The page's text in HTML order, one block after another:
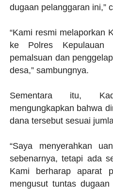
dugaan pelanggaran ini,”
“Kami resmi melaporkan
ke Polres Kepulauan
pemalsuan dan
desa,” sambungnya.
Sementara itu,
mengungkapkan bahwa
dana tersebut sesuai
“Saya menyerahkan
sebenarnya, tetapi ada
Kami berharap aparat
mengusut tuntas